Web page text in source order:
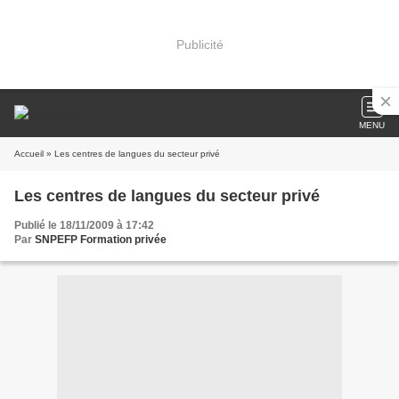
Publicité
MENU
Accueil » Les centres de langues du secteur privé
Les centres de langues du secteur privé
Publié le 18/11/2009 à 17:42
Par SNPEFP Formation privée